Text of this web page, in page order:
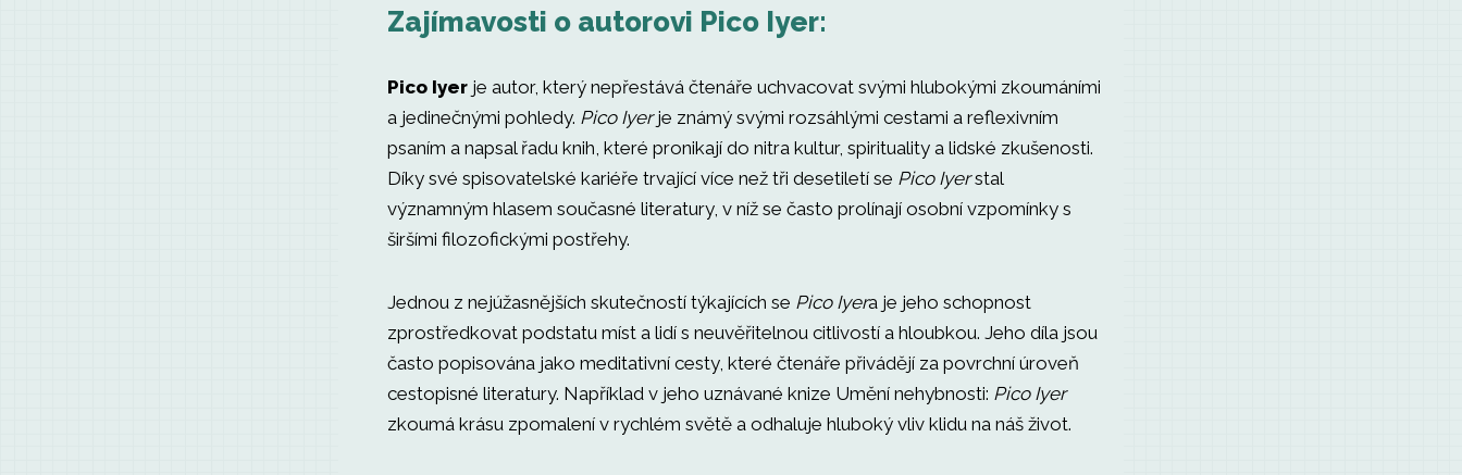
Zajímavosti o autorovi Pico Iyer:
Pico Iyer je autor, který nepřestává čtenáře uchvacovat svými hlubokými zkoumáními
a jedinečnými pohledy. Pico Iyerje známý svými rozsáhlými cestami a reflexivním
psaním a napsal řadu knih, které pronikají do nitra kultur, spirituality a lidské zkušenosti.
Díky své spisovatelské kariéře trvající více než tři desetiletí se Pico Iyerstal
významným hlasem současné literatury, v níž se často prolínají osobní vzpomínky s
širšími filozofickými postřehy.
Jednou z nejúžasnějších skutečností týkajících se Pico Iyera je jeho schopnost
zprostředkovat podstatu míst a lidí s neuvěřitelnou citlivostí a hloubkou. Jeho díla jsou
často popisována jako meditativní cesty, které čtenáře přivádějí za povrchní úroveň
cestopisné literatury. Například v jeho uznávané knize Umění nehybnosti: Pico Iyer
zkoumá krásu zpomalení v rychlém světě a odhaluje hluboký vliv klidu na náš život.